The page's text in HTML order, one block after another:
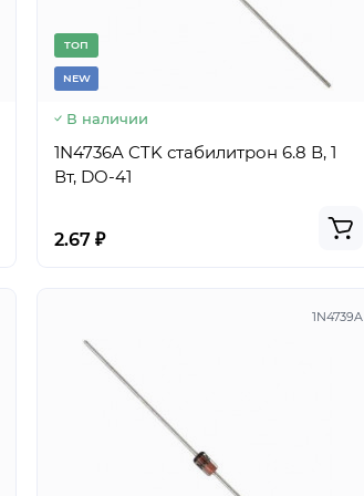
TОП
NEW
В наличии
1N4736A CTK стабилитрон 6.8 В, 1
Вт, DO-41
2.67 ₽
1N4739A